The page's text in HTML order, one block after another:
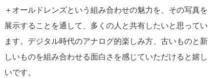
＋オールドレンズという組み合わせの魅力を、その写真を
展示することを通して、多くの人と共有したいと思ってい
ます。デジタル時代のアナログ的楽しみ方、古いものと新
しいものを組み合わせる面白さを感じていただけると嬉し
いです。